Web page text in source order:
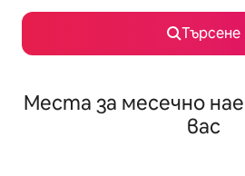
Търсене
Места за месечно
вас